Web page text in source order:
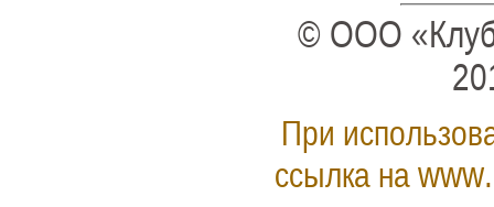
© ООО
При
ссылка на